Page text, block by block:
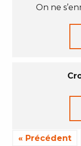
On ne
« Précédent